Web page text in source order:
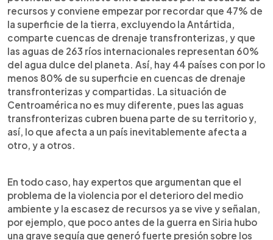
recursos y conviene empezar por recordar que 47% de
la superficie de la tierra, excluyendo la Antártida,
comparte cuencas de drenaje transfronterizas, y que
las aguas de 263 ríos internacionales representan 60%
del agua dulce del planeta. Así, hay 44 países con por lo
menos 80% de su superficie en cuencas de drenaje
transfronterizas y compartidas. La situación de
Centroamérica no es muy diferente, pues las aguas
transfronterizas cubren buena parte de su territorio y,
así, lo que afecta a un país inevitablemente afecta a
otro, y a otros.
En todo caso, hay expertos que argumentan que el
problema de la violencia por el deterioro del medio
ambiente y la escasez de recursos ya se vive y señalan,
por ejemplo, que poco antes de la guerra en Siria hubo
una grave sequía que generó fuerte presión sobre los